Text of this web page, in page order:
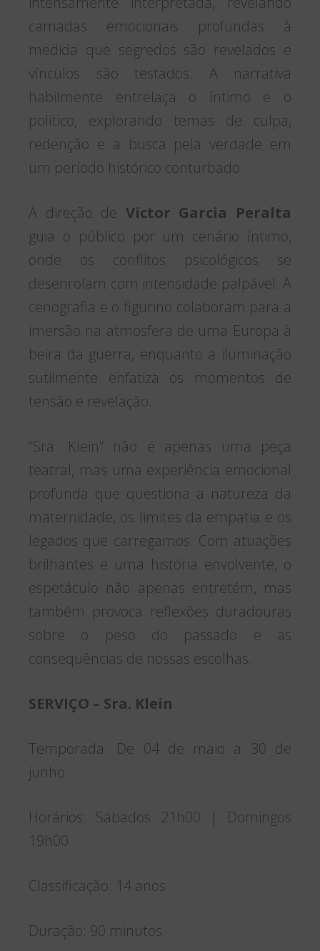
camadas emocionais profundas à
medida que segredos são revelados e
vínculos são testados. A narrativa
habilmente entrelaça o íntimo e o
político, explorando temas de culpa,
redenção e a busca pela verdade em
um período histórico conturbado.
A direção de Victor Garcia Peralta
guia o público por um cenário íntimo,
onde os conflitos psicológicos se
desenrolam com intensidade palpável. A
cenografia e o figurino colaboram para a
imersão na atmosfera de uma Europa à
beira da guerra, enquanto a iluminação
sutilmente enfatiza os momentos de
tensão e revelação.
“Sra. Klein” não é apenas uma peça
teatral, mas uma experiência emocional
profunda que questiona a natureza da
maternidade, os limites da empatia e os
legados que carregamos. Com atuações
brilhantes e uma história envolvente, o
espetáculo não apenas entretém, mas
também provoca reflexões duradouras
sobre o peso do passado e as
consequências de nossas escolhas.
SERVIÇO – Sra. Klein
Temporada: De 04 de maio a 30 de
junho
Horários: Sábados 21h00 | Domingos
19h00
Classificação: 14 anos
Duração: 90 minutos